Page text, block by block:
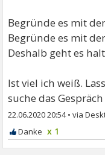
Begründe es mit
Begründe es mit
Deshalb geht es
Ist viel ich weiß.
suche das
22.06.2020 20:54•
x 1